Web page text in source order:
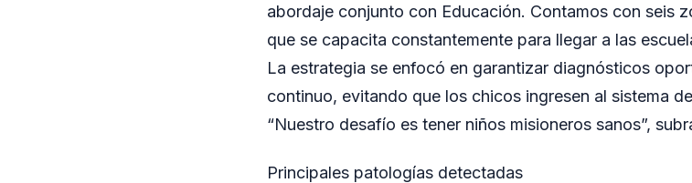
abordaje conjunto con Educación. Contamos con seis
que se capacita constantemente para llegar a las
La estrategia se enfocó en garantizar diagnósticos
continuo, evitando que los chicos ingresen al sistema
“Nuestro desafío es tener niños misioneros sanos”,
Principales patologías detectadas